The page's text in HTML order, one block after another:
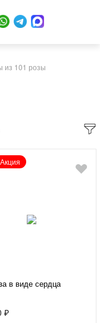
из 101 розы
Акция
в виде сердца
₽